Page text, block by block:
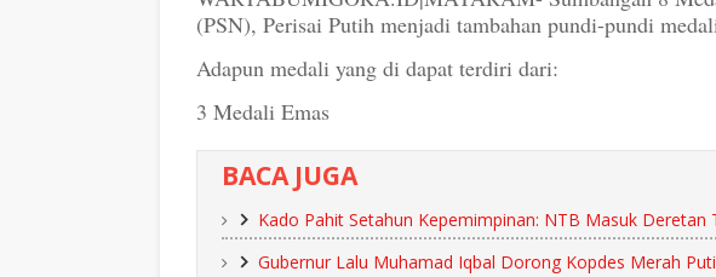
(PSN), Perisai Putih menjadi tambahan pundi-pundi
Adapun medali yang di dapat terdiri dari:
3 Medali Emas
BACA JUGA
Kado Pahit Setahun Kepemimpinan: NTB Masuk Deretan
Gubernur Lalu Muhamad Iqbal Dorong Kopdes Merah